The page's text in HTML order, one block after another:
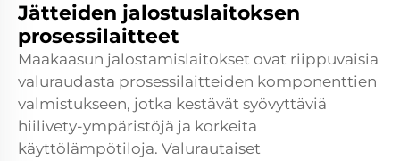
Jätteiden jalostuslaitoksen
prosessilaitteet
Maakaasun jalostamislaitokset ovat riippuvaisia
valuraudasta prosessilaitteiden komponenttien
valmistukseen, jotka kestävät syövyttäviä
hiilivety-ympäristöjä ja korkeita
käyttölämpötiloja. Valurautaiset